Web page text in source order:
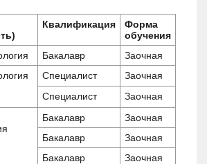
Квалификация
Форма
обучения
Бакалавр
Заочная
Специалист
Заочная
Специалист
Заочная
Бакалавр
Заочная
Бакалавр
Заочная
Бакалавр
Заочная